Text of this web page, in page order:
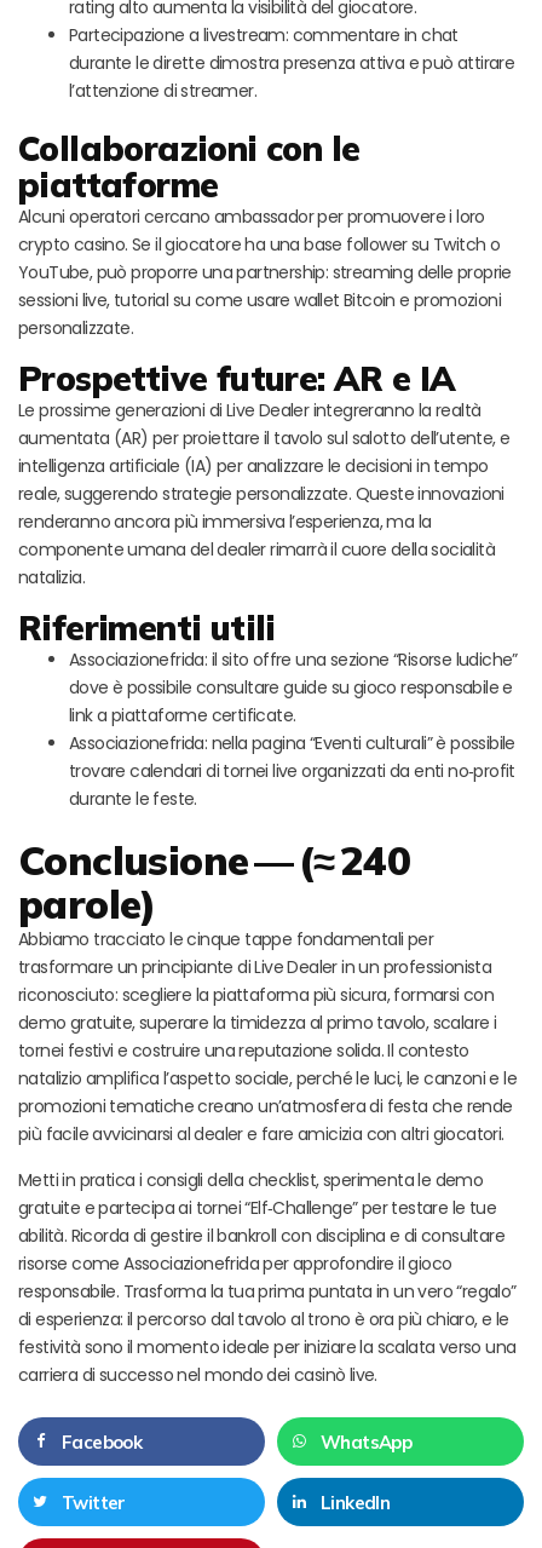
rating alto aumenta la visibilità del giocatore.
Partecipazione a livestream: commentare in chat
durante le dirette dimostra presenza attiva e può attirare
l’attenzione di streamer.
Collaborazioni con le
piattaforme
Alcuni operatori cercano ambassador per promuovere i loro
crypto casino. Se il giocatore ha una base follower su Twitch o
YouTube, può proporre una partnership: streaming delle proprie
sessioni live, tutorial su come usare wallet Bitcoin e promozioni
personalizzate.
Prospettive future: AR e IA
Le prossime generazioni di Live Dealer integreranno la realtà
aumentata (AR) per proiettare il tavolo sul salotto dell’utente, e
intelligenza artificiale (IA) per analizzare le decisioni in tempo
reale, suggerendo strategie personalizzate. Queste innovazioni
renderanno ancora più immersiva l’esperienza, ma la
componente umana del dealer rimarrà il cuore della socialità
natalizia.
Riferimenti utili
Associazionefrida: il sito offre una sezione “Risorse ludiche”
dove è possibile consultare guide su gioco responsabile e
link a piattaforme certificate.
Associazionefrida: nella pagina “Eventi culturali” è possibile
trovare calendari di tornei live organizzati da enti no‑profit
durante le feste.
Conclusione — (≈ 240
parole)
Abbiamo tracciato le cinque tappe fondamentali per
trasformare un principiante di Live Dealer in un professionista
riconosciuto: scegliere la piattaforma più sicura, formarsi con
demo gratuite, superare la timidezza al primo tavolo, scalare i
tornei festivi e costruire una reputazione solida. Il contesto
natalizio amplifica l’aspetto sociale, perché le luci, le canzoni e le
promozioni tematiche creano un’atmosfera di festa che rende
più facile avvicinarsi al dealer e fare amicizia con altri giocatori.
Metti in pratica i consigli della checklist, sperimenta le demo
gratuite e partecipa ai tornei “Elf‑Challenge” per testare le tue
abilità. Ricorda di gestire il bankroll con disciplina e di consultare
risorse come Associazionefrida per approfondire il gioco
responsabile. Trasforma la tua prima puntata in un vero “regalo”
di esperienza: il percorso dal tavolo al trono è ora più chiaro, e le
festività sono il momento ideale per iniziare la scalata verso una
carriera di successo nel mondo dei casinò live.
Facebook WhatsApp
Twitter LinkedIn